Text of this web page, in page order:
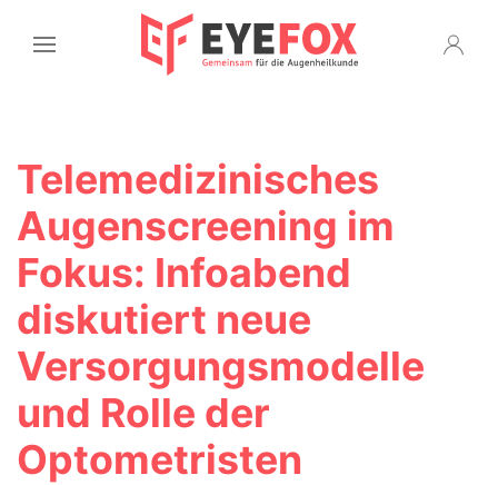
Telemedizinisches
Augenscreening im
Fokus: Infoabend
diskutiert neue
Versorgungsmodelle
und Rolle der
Optometristen